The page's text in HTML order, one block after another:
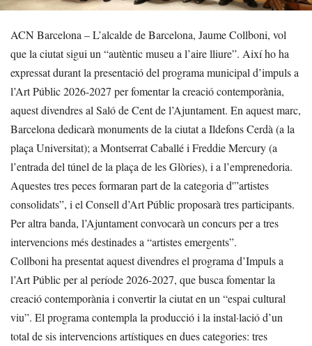
ACN Barcelona – L’alcalde de Barcelona, Jaume Collboni, vol
que la ciutat sigui un “autèntic museu a l’aire lliure”. Així ho ha
expressat durant la presentació del programa municipal d’impuls a
l’Art Públic 2026-2027 per fomentar la creació contemporània,
aquest divendres al Saló de Cent de l’Ajuntament. En aquest marc,
Barcelona dedicarà monuments de la ciutat a Ildefons Cerdà (a la
plaça Universitat); a Montserrat Caballé i Freddie Mercury (a
l’entrada del túnel de la plaça de les Glòries), i a l’emprenedoria.
Aquestes tres peces formaran part de la categoria d'”artistes
consolidats”, i el Consell d’Art Públic proposarà tres participants.
Per altra banda, l’Ajuntament convocarà un concurs per a tres
intervencions més destinades a “artistes emergents”.
Collboni ha presentat aquest divendres el programa d’Impuls a
l’Art Públic per al període 2026-2027, que busca fomentar la
creació contemporània i convertir la ciutat en un “espai cultural
viu”. El programa contempla la producció i la instal·lació d’un
total de sis intervencions artístiques en dues categories: tres